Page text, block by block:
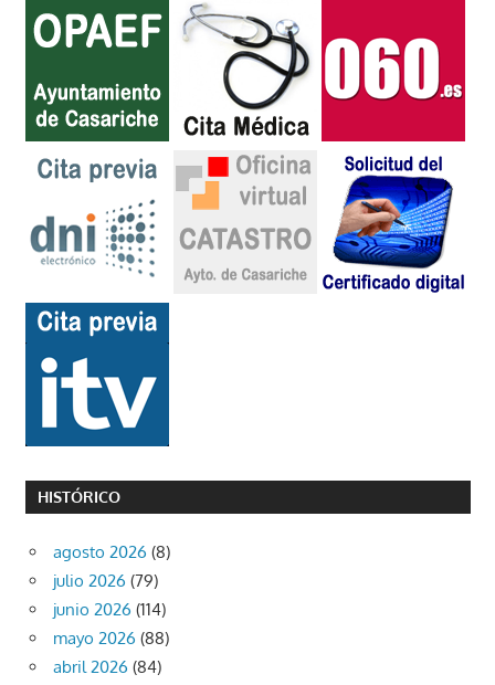
HISTÓRICO
agosto 2026 (8)
julio 2026 (79)
junio 2026 (114)
mayo 2026 (88)
abril 2026 (84)